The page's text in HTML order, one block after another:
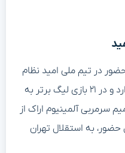
در تیم ملی امید نظام
مقدس جمهوری اسلامی ایران را دارد و در ۲۱ بازی لیگ برتر به
سرمربی آلمینیوم اراک از
به استقلال تهران